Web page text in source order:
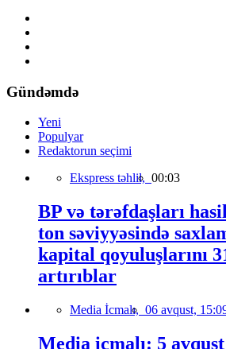
Gündəmdə
Yeni
Populyar
Redaktorun seçimi
Ekspress təhlil, 00:03
BP və tərəfdaşları
ton səviyyəsində
kapital qoyuluşlarını
artırıblar
Media İcmalı, 06 avqust,
Media icmalı: 5